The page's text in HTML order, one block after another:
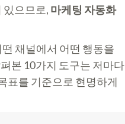
있으므로, 마케팅 자동화
채널에서 어떤 행동을
본 10가지 도구는 저마다
표를 기준으로 현명하게